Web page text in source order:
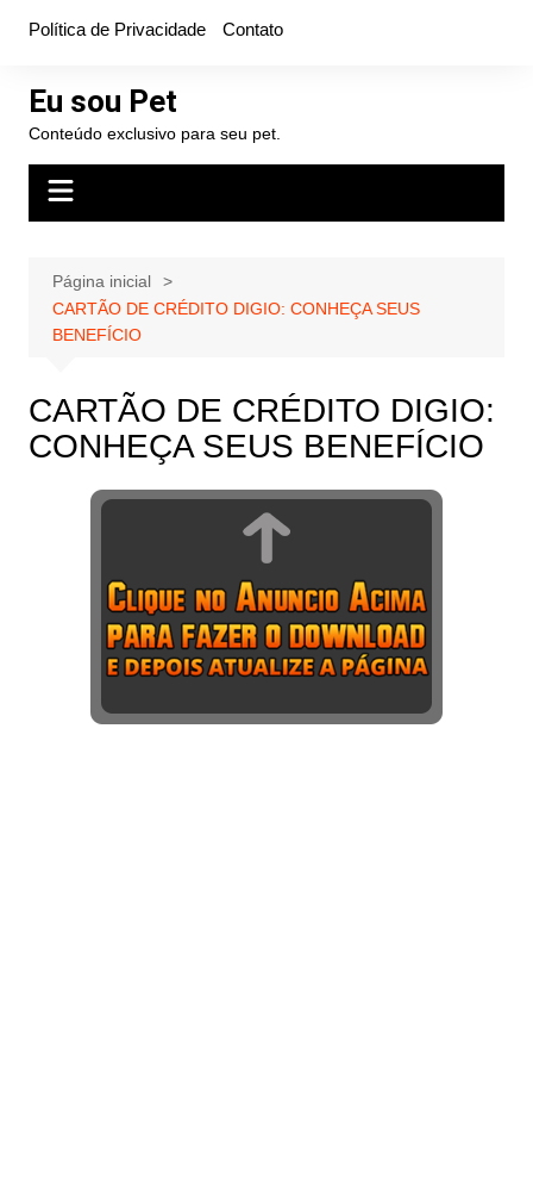
conteúdo
Política de Privacidade Contato
Eu sou Pet
Conteúdo exclusivo para seu pet.
Página inicial
CARTÃO DE CRÉDITO DIGIO: CONHEÇA SEUS
BENEFÍCIO
CARTÃO DE CRÉDITO DIGIO:
CONHEÇA SEUS BENEFÍCIO